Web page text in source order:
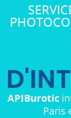
APIBurotic
Paris